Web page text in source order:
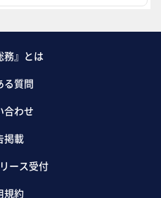
務』とは
る質問
合わせ
掲載
ース受付
規約